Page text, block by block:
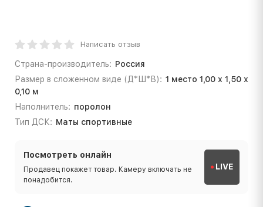
Написать отзыв
Страна-производитель: Россия
Размер в сложенном виде (Д*Ш*В): 1 место 1,00 х 1,50 х
0,10 м
Наполнитель: поролон
Тип ДСК: Маты спортивные
Посмотреть онлайн
Продавец покажет товар. Камеру включать не
понадобится.
LIVE